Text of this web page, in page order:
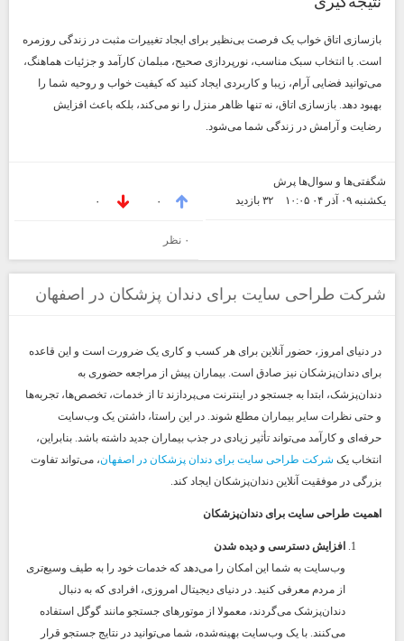
بازسازی اتاق خواب یک فرصت بی‌نظیر برای ایجاد تغییرات مثبت در زندگی روزمره
است. با انتخاب سبک مناسب، نورپردازی صحیح، مبلمان کارآمد و جزئیات هماهنگ،
می‌توانید فضایی آرام، زیبا و کاربردی ایجاد کنید که کیفیت خواب و روحیه شما را
بهبود دهد. بازسازی اتاق، نه تنها ظاهر منزل را نو می‌کند، بلکه باعث افزایش
رضایت و آرامش در زندگی شما می‌شود.
شگفتی‌ها و سوال‌ها پرش
یکشنبه ۰۹ آذر ۰۴ ۱۰:۰۵
۳۲ بازديد ۰ ۰
۰ نظر
شرکت طراحی سایت برای دندان پزشکان در اصفهان
در دنیای امروز، حضور آنلاین برای هر کسب و کاری یک ضرورت است و این قاعده
برای دندان‌پزشکان نیز صادق است. بیماران پیش از مراجعه حضوری به
دندان‌پزشک، ابتدا به جستجو در اینترنت می‌پردازند تا از خدمات، تخصص‌ها، تجربه‌ها
و حتی نظرات سایر بیماران مطلع شوند. در این راستا، داشتن یک وب‌سایت
حرفه‌ای و کارآمد می‌تواند تأثیر زیادی در جذب بیماران جدید داشته باشد. بنابراین،
انتخاب یک شرکت طراحی سایت برای دندان پزشکان در اصفهان، می‌تواند تفاوت
بزرگی در موفقیت آنلاین دندان‌پزشکان ایجاد کند.
اهمیت طراحی سایت برای دندان‌پزشکان
افزایش دسترسی و دیده شدن
وب‌سایت به شما این امکان را می‌دهد که خدمات خود را به طیف وسیع‌تری
از مردم معرفی کنید. در دنیای دیجیتال امروزی، افرادی که به دنبال
دندان‌پزشک می‌گردند، معمولا از موتورهای جستجو مانند گوگل استفاده
می‌کنند. با یک وب‌سایت بهینه‌شده، شما می‌توانید در نتایج جستجو قرار